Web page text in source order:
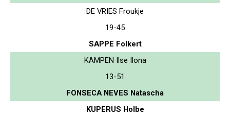
DE VRIES Froukje
19-45
SAPPE Folkert
KAMPEN Ilse Ilona
13-51
FONSECA NEVES Natascha
KUPERUS Holbe